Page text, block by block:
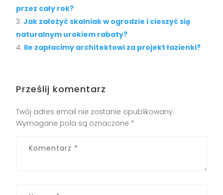
przez cały rok?
Jak założyć skalniak w ogrodzie i cieszyć się
naturalnym urokiem rabaty?
Ile zapłacimy architektowi za projekt łazienki?
Prześlij komentarz
Twój adres email nie zostanie opublikowany.
Wymagane pola są oznaczone *